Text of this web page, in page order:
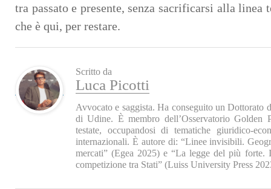
tra passato e presente, senza sacrificarsi alla linea
che è qui, per restare.
Scritto da
Luca Picotti
Avvocato e saggista. Ha conseguito un Dottorato
di Udine. È membro dell’Osservatorio Golden
testate, occupandosi di tematiche giuridico-
internazionali. È autore di: “Linee invisibili.
mercati” (Egea 2025) e “La legge del più forte.
competizione tra Stati” (Luiss University Press